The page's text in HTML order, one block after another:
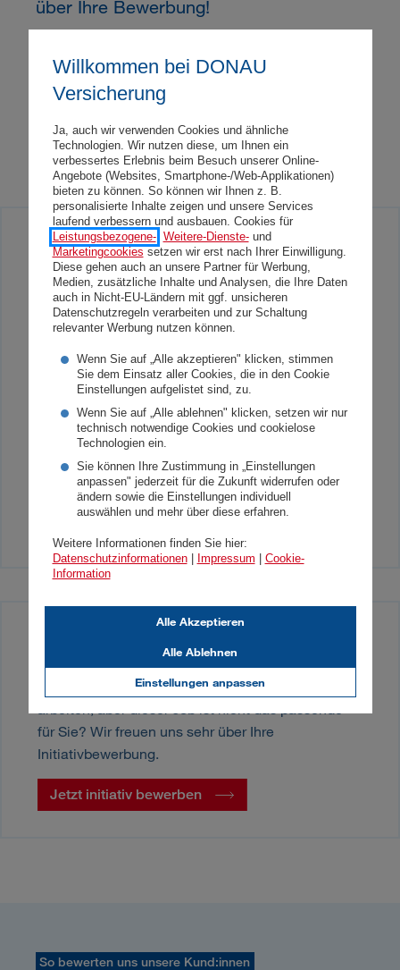
Willkommen bei DONAU
Versicherung
Ja, auch wir verwenden Cookies und ähnliche
Technologien. Wir nutzen diese, um Ihnen ein
verbessertes Erlebnis beim Besuch unserer Online-
Angebote (Websites, Smartphone-/Web-Applikationen)
bieten zu können. So können wir Ihnen z. B.
personalisierte Inhalte zeigen und unsere Services
laufend verbessern und ausbauen. Cookies für
Leistungsbezogene-, Weitere-Dienste-und
Marketingcookies setzen wir erst nach Ihrer Einwilligung.
Diese gehen auch an unsere Partner für Werbung,
Medien, zusätzliche Inhalte und Analysen, die Ihre Daten
auch in Nicht-EU-Ländern mit ggf. unsicheren
Datenschutzregeln verarbeiten und zur Schaltung
relevanter Werbung nutzen können.
Wenn Sie auf „Alle akzeptieren" klicken, stimmen
Sie dem Einsatz aller Cookies, die in den Cookie
Einstellungen aufgelistet sind, zu.
Wenn Sie auf „Alle ablehnen" klicken, setzen wir nur
technisch notwendige Cookies und cookielose
Technologien ein.
Sie können Ihre Zustimmung in „Einstellungen
anpassen" jederzeit für die Zukunft widerrufen oder
ändern sowie die Einstellungen individuell
auswählen und mehr über diese erfahren.
Weitere Informationen finden Sie hier:
Datenschutzinformationen| Impressum
Cookie-
Information
Einstellungen anpassen
Alle Ablehnen
Alle Akzeptieren
über Ihre Bewerbung!
Jetzt bewerben
Sie haben noch Fragen?
Gerne stehen wir als Ansprechpartner für Ihre
Rückfragen zur Verfügung:
Sarah Selim
1010, Wien Österreich
+435033072285
s.selim@donauversicherung.at
Nicht das passende für Sie?
Sie möchten gerne bei der DONAU Versicherung
für Sie? Wir freuen uns sehr über Ihre
Initiativbewerbung.
Jetzt initiativ bewerben
So bewerten uns unsere Kund:innen